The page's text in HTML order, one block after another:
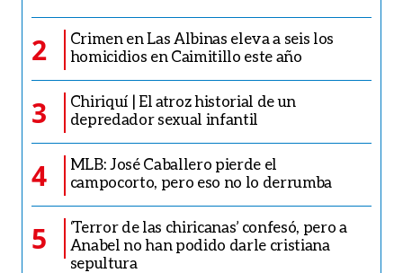
2
Crimen en Las Albinas eleva a seis los
homicidios en Caimitillo este año
3
Chiriquí | El atroz historial de un
depredador sexual infantil
4
MLB: José Caballero pierde el
campocorto, pero eso no lo derrumba
5
‘Terror de las chiricanas’ confesó, pero a
Anabel no han podido darle cristiana
sepultura